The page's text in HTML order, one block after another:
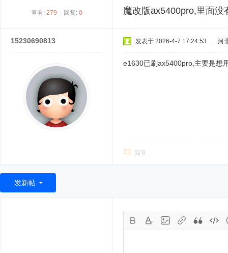
查看: 279 回复: 0 魔改版ax5400pro,里面没
15230690813 发表于 2026-4-7 17:24:53 河
e1630已刷ax5400pro,主要是想
回复
发新帖